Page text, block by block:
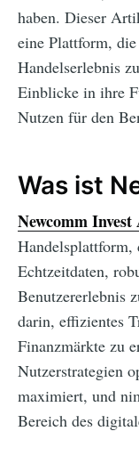
haben. Dieser
eine Plattform,
Handelserlebnis
Einblicke in ihre
Nutzen für den
Was ist
Newcomm
Echtzeitdaten,
Benutzererlebnis
darin, effizientes
Finanzmärkte zu
Nutzerstrategien
maximiert, und
Bereich des